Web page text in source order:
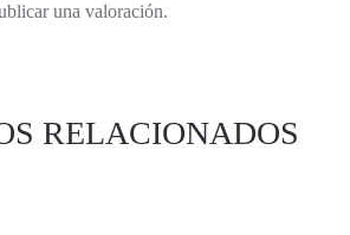
una valoración.
RELACIONADOS